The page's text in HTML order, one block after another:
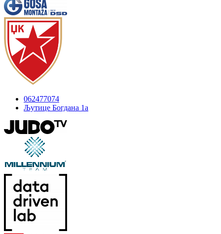
062477074
Љутице Богдана 1а